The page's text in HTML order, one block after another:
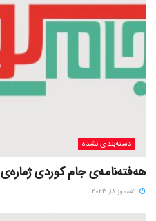
دسته‌بندی نشده
هەفتەنامەی جام کوردی ژمارەی 328
ته‌مموز 18, 2023